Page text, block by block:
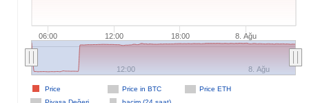
06:00 12:00 18:00 8. Ağu
Price in BTC
Price ETH
Price
12:00 8. Ağu